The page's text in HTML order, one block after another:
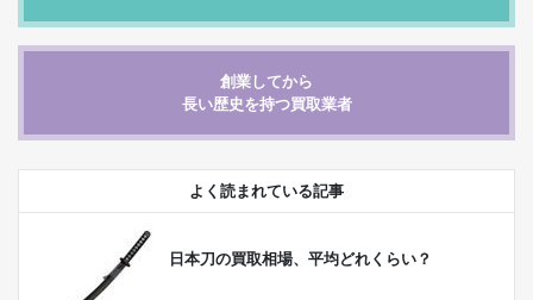
創業してから
長い歴史を持つ買取業者
よく読まれている記事
日本刀の買取相場、平均どれくらい？